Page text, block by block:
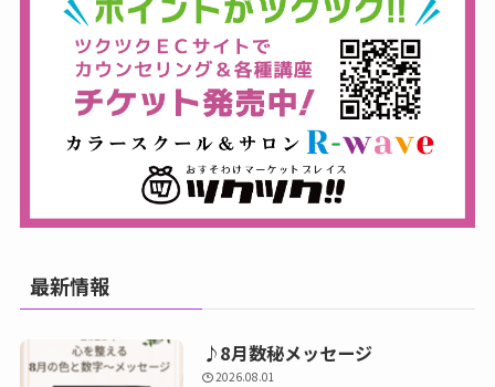
最新情報
♪8月数秘メッセージ
2026.08.01